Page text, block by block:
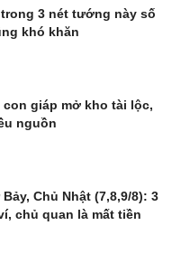
3 nét tướng này số
khó khăn
con giáp mở kho tài lộc,
nguồn
Chủ Nhật (7,8,9/8): 3
chủ quan là mất tiền